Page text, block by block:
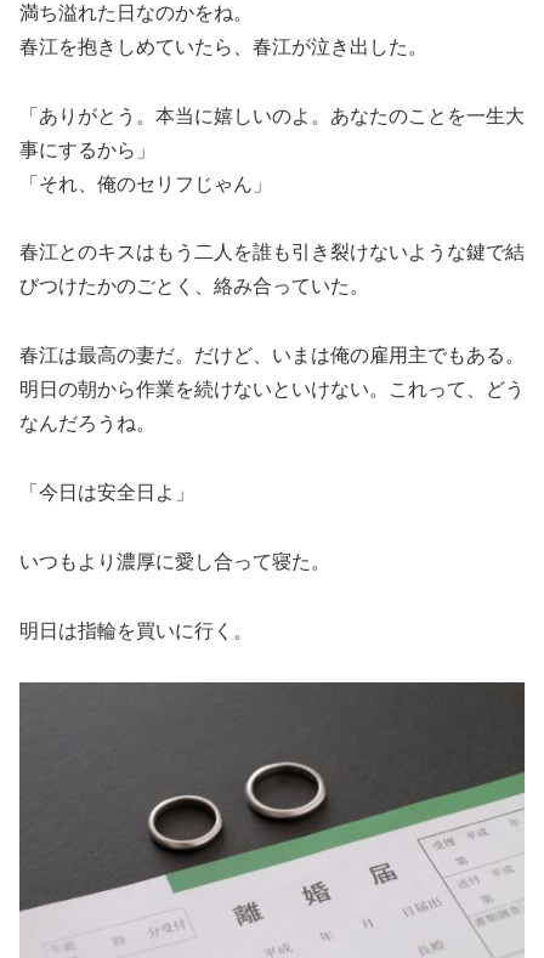
満ち溢れた日なのかをね。
春江を抱きしめていたら、春江が泣き出した。
「ありがとう。本当に嬉しいのよ。あなたのことを一生大
事にするから」
「それ、俺のセリフじゃん」
春江とのキスはもう二人を誰も引き裂けないような鍵で結
びつけたかのごとく、絡み合っていた。
春江は最高の妻だ。だけど、いまは俺の雇用主でもある。
明日の朝から作業を続けないといけない。これって、どう
なんだろうね。
「今日は安全日よ」
いつもより濃厚に愛し合って寝た。
明日は指輪を買いに行く。